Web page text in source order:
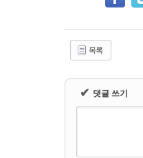
목록
✔ 댓글 쓰기